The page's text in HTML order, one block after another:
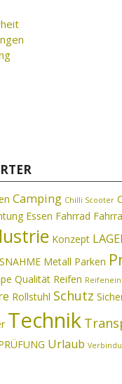
Camping Chilli Scooter
Essen Fahrrad
Konzept
Metall Parken
Qualität Reifen
Rollstuhl Schutz
Technik
Urlaub